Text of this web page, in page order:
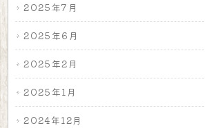
2025年7月
2025年6月
2025年2月
2025年1月
2024年12月